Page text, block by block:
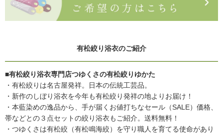
有松絞り浴衣のご紹介
■有松絞り浴衣専門店つゆくさの有松絞りゆかた
・有松絞りは名古屋発祥。日本の伝統工芸品。
・新作のしぼり浴衣を今年も有松絞り発祥の地よりお届け！
・本藍染めの逸品から、手が届くお値打ちなセール（SALE）価格、
帯などとの３点セットの絞り浴衣もご紹介。送料無料！
・つゆくさは有松絞（有松鳴海絞）を守り職人を育てる使命があり